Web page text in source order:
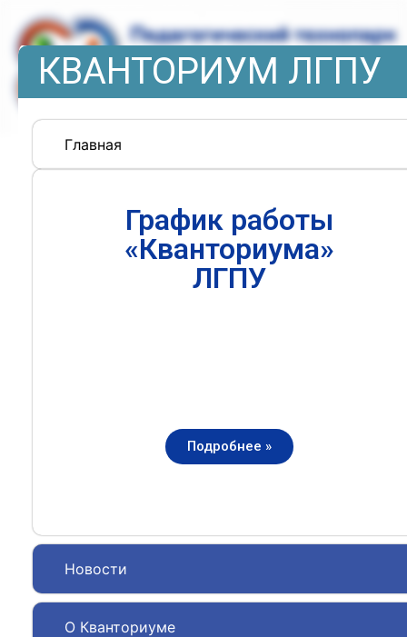
КВАНТОРИУМ ЛГПУ
Главная
Новости
О Кванториуме
График работы
«Кванториума»
ЛГПУ
Подробнее »